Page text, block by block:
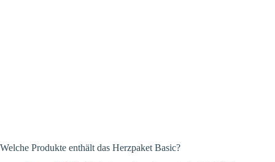
Welche Produkte enthält das Herzpaket Basic?